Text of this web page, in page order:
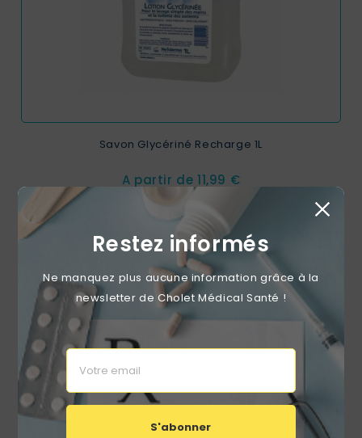
Restez informés
Ne manquez plus aucune information grâce à la
newsletter de Cholet Médical Santé !
S'abonner
Savon Glycériné Recharge 1L
A partir de Prix
11,99 €